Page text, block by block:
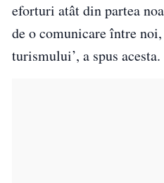
eforturi atât din partea
de o comunicare între
turismului’, a spus acesta.